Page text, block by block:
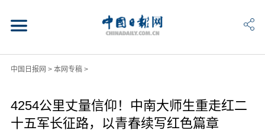
中国日报网 > 本网专稿>
4254公里丈量信仰！中南大师生重走红二
十五军长征路，以青春续写红色篇章